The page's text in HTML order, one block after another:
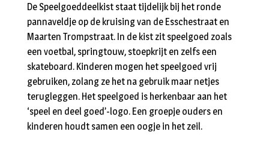
De Speelgoeddeelkist staat tijdelijk bij het ronde
pannaveldje op de kruising van de Esschestraat en
Maarten Trompstraat. In de kist zit speelgoed zoals
een voetbal, springtouw, stoepkrijt en zelfs een
skateboard. Kinderen mogen het speelgoed vrij
gebruiken, zolang ze het na gebruik maar netjes
terugleggen. Het speelgoed is herkenbaar aan het
‘speel en deel goed’-logo. Een groepje ouders en
kinderen houdt samen een oogje in het zeil.